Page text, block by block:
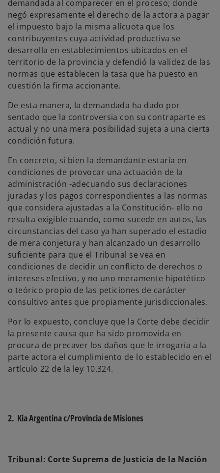
demandada al comparecer en el proceso; donde
negó expresamente el derecho de la actora a pagar
el impuesto bajo la misma alícuota que los
contribuyentes cuya actividad productiva se
desarrolla en establecimientos ubicados en el
territorio de la provincia y defendió la validez de las
normas que establecen la tasa que ha puesto en
cuestión la firma accionante.
De esta manera, la demandada ha dado por
sentado que la controversia con su contraparte es
actual y no una mera posibilidad sujeta a una cierta
condición futura.
En concreto, si bien la demandante estaría en
condiciones de provocar una actuación de la
administración -adecuando sus declaraciones
juradas y los pagos correspondientes a las normas
que considera ajustadas a la Constitución- ello no
resulta exigible cuando, como sucede en autos, las
circunstancias del caso ya han superado el estadio
de mera conjetura y han alcanzado un desarrollo
suficiente para que el Tribunal se vea en
condiciones de decidir un conflicto de derechos o
intereses efectivo, y no uno meramente hipotético
o teórico propio de las peticiones de carácter
consultivo antes que propiamente jurisdiccionales.
Por lo expuesto, concluye que la Corte debe decidir
la presente causa que ha sido promovida en
procura de precaver los daños que le irrogaría a la
parte actora el cumplimiento de lo establecido en el
artículo 22 de la ley 10.324.
2. Kia Argentina c/Provincia de Misiones
Tribunal: Corte Suprema de Justicia de la Nación